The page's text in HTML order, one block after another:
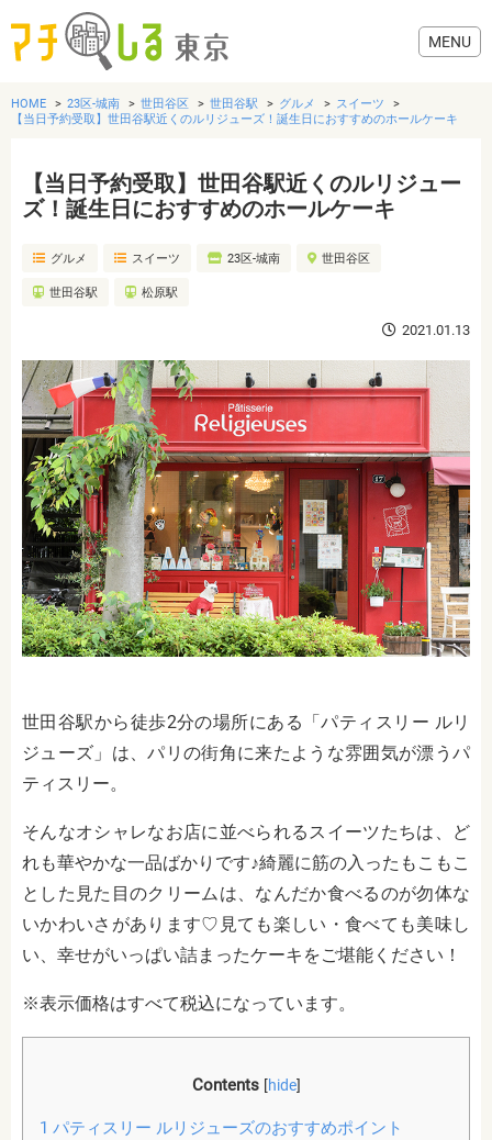
グルメ
美容・健康
おでかけ
生活
HOME 23区-城南 世田谷区 世田谷駅 グルメ
スイーツ
【当日予約受取】世田谷駅近くのルリジューズ！誕生日におすすめのホールケーキ
【当日予約受取】世田谷駅近くのルリジュー
ズ！誕生日におすすめのホールケーキ
グルメ スイーツ 23区-城南 世田谷区
世田谷駅 松原駅
2021.01.13
世田谷駅から徒歩2分の場所にある「パティスリー ルリ
ジューズ」は、パリの街角に来たような雰囲気が漂うパ
ティスリー。
そんなオシャレなお店に並べられるスイーツたちは、ど
れも華やかな一品ばかりです♪綺麗に筋の入ったもこもこ
とした見た目のクリームは、なんだか食べるのが勿体な
いかわいさがあります♡見ても楽しい・食べても美味し
い、幸せがいっぱい詰まったケーキをご堪能ください！
※表示価格はすべて税込になっています。
Contents [hide]
1 パティスリー ルリジューズのおすすめポイント